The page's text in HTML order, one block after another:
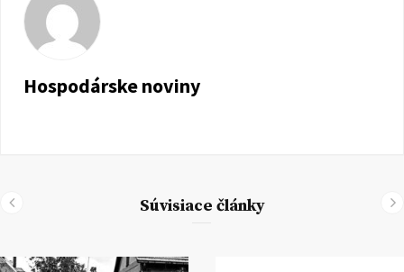
Hospodárske noviny
Súvisiace články